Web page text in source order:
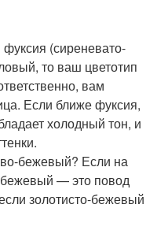
(сиреневато-
то ваш цветотип
вам
Если ближе фуксия,
холодный тон, и
бежевый? Если на
бежевый — это повод
золотисто-бежевый